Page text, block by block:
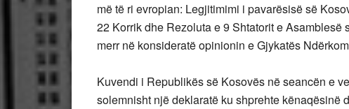
më të ri evropian: Legjitimimi i pavarësisë së
22 Korrik dhe Rezoluta e 9 Shtatorit e
merr në konsideratë opinionin e Gjykatës
Kuvendi i Republikës së Kosovës në seancën e
solemnisht një deklaratë ku shprehte kënaqësinë